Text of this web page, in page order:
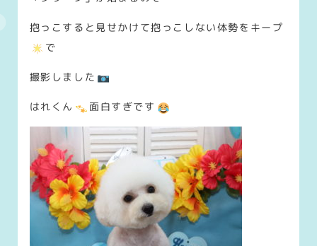
抱っこすると見せかけて抱っこしない体勢をキープ
で
撮影しました
はれくん 面白すぎです